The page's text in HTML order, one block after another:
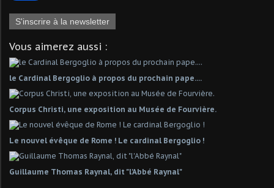
S'inscrire à la newsletter
Vous aimerez aussi :
le Cardinal Bergoglio à propos du prochain pape....
Corpus Christi, une exposition au Musée de Fourvière.
Le nouvel évêque de Rome ! Le cardinal Bergoglio !
Guillaume Thomas Raynal, dit "l'Abbé Raynal"